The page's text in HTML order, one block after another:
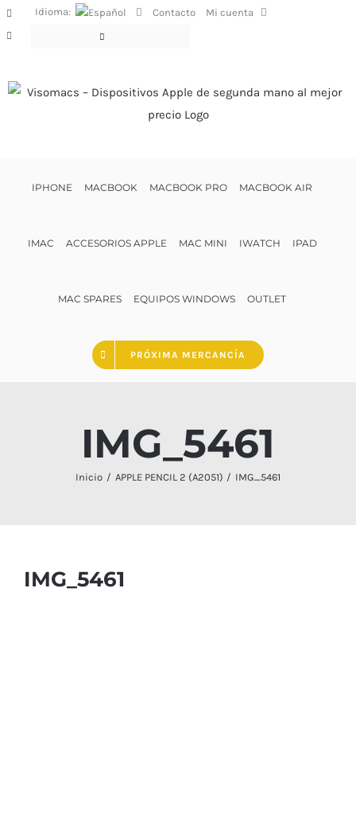
Saltar
al
FacebookIdioma: Contacto Mi cuenta
IPHONE MACBOOK MACBOOK PRO MACBOOK AIR
IMAC ACCESORIOS APPLE MAC MINI IWATCH IPAD
MAC SPARES EQUIPOS WINDOWS OUTLET
PRÓXIMA MERCANCÍA
IMG_5461
Inicio APPLE PENCIL 2 (A2051) IMG_5461
IMG_5461